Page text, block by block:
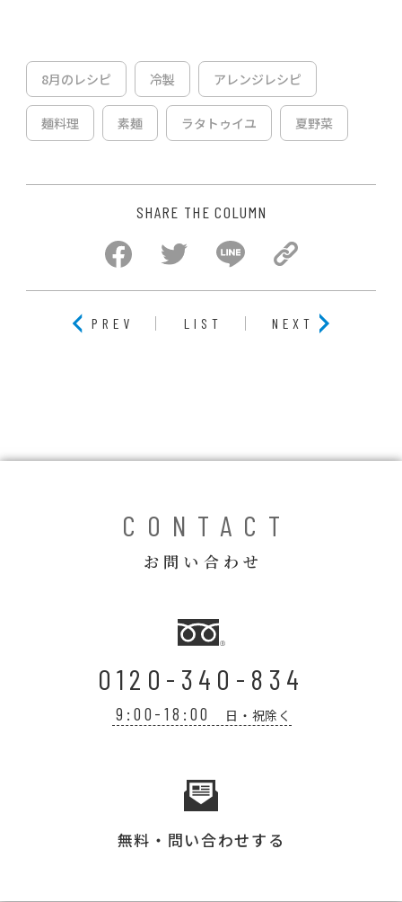
8月のレシピ 冷製 アレンジレシピ
麺料理 素麺 ラタトゥイユ 夏野菜
SHARE THE COLUMN
PREV LIST NEXT
CONTACT
お問い合わせ
0120-340-834
9:00-18:00 日・祝除く
無料・問い合わせする